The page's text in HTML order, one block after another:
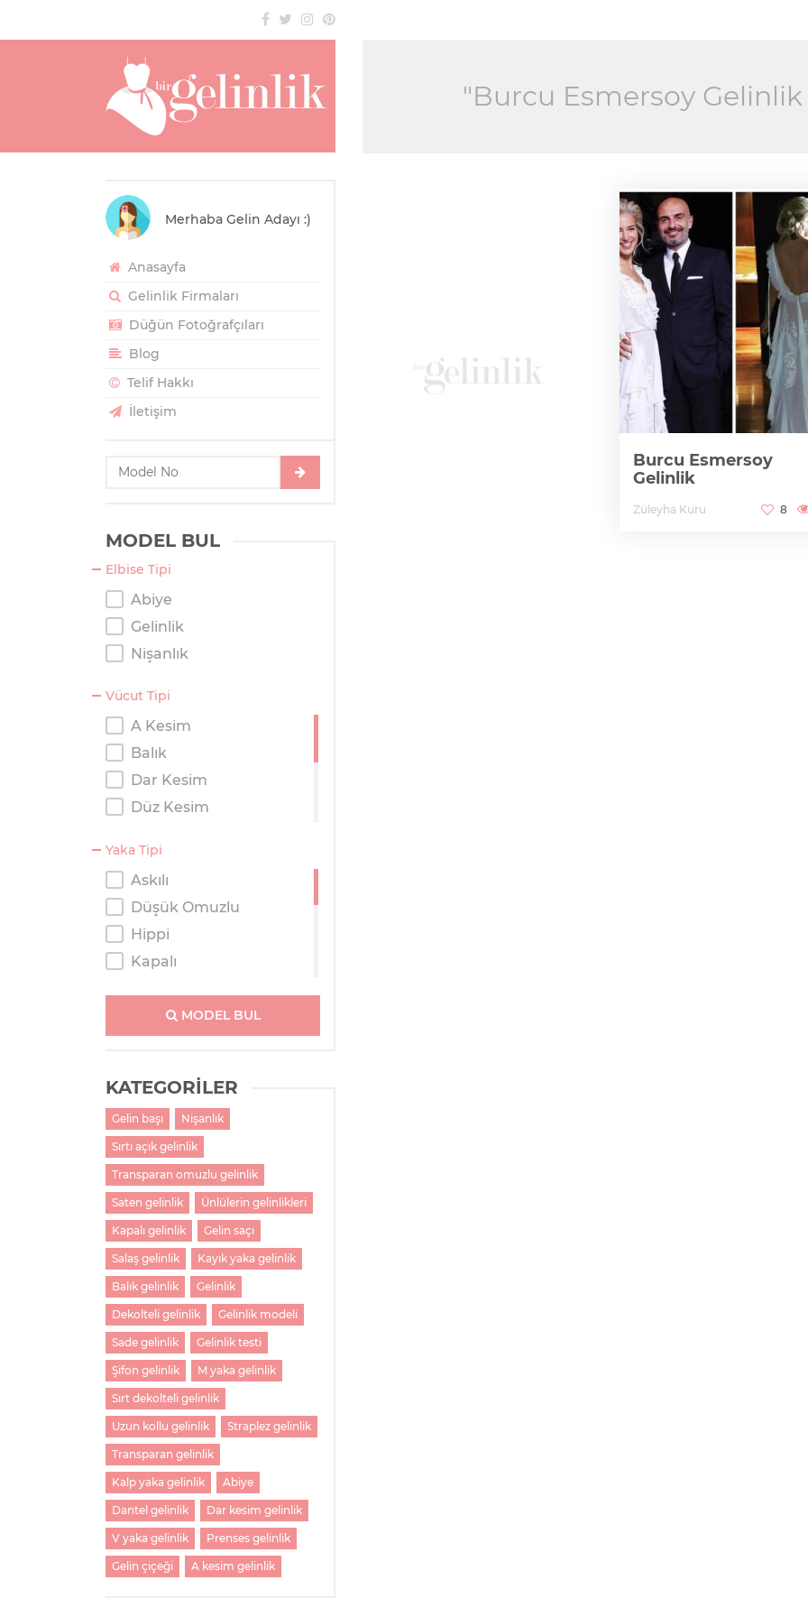
Merhaba Gelin Adayı :)
Anasayfa
Gelinlik Firmaları
Düğün Fotoğrafçıları
Blog
Telif Hakkı
İletişim
MODEL BUL
Elbise Tipi
Abiye
Gelinlik
Nişanlık
Vücut Tipi
A Kesim
Balık
Dar Kesim
Düz Kesim
Kısa
Prenses
Salaş
Tulum
Yaka Tipi
Askılı
Düşük Omuzlu
Hippi
Kapalı
Kolsuz
M Yaka
Tek Omuzlu
Tesettür
Transparan Omuzlu
V Yaka
MODEL BUL
KATEGORİLER
Gelin başı Nişanlık
Sırtı açık gelinlik
Transparan omuzlu gelinlik
Saten gelinlik Ünlülerin gelinlikleri
Kapalı gelinlik Gelin saçı
Salaş gelinlik Kayık yaka gelinlik
Balık gelinlik Gelinlik
Dekolteli gelinlik Gelinlik modeli
Sade gelinlik Gelinlik testi
Şifon gelinlik M yaka gelinlik
Sırt dekolteli gelinlik
Uzun kollu gelinlik Straplez gelinlik
Transparan gelinlik
Kalp yaka gelinlik Abiye
Dantel gelinlik Dar kesim gelinlik
V yaka gelinlik Prenses gelinlik
Gelin çiçeği A kesim gelinlik
"Burcu Esmersoy Gelinlik
Burcu Esmersoy
Gelinlik
Züleyha Kuru 8